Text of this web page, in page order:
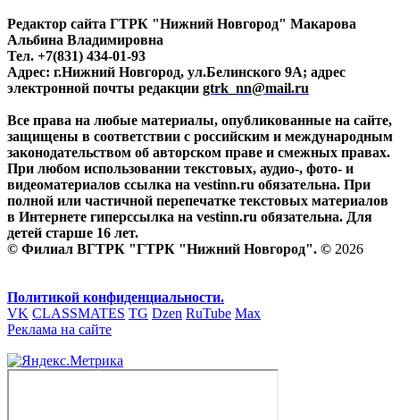
Редактор сайта ГТРК "Нижний Новгород" Макарова
Альбина Владимировна
Тел. +7(831) 434-01-93
Адрес: г.Нижний Новгород, ул.Белинского 9А; адрес
электронной почты редакции gtrk_nn@mail.ru
Все права на любые материалы, опубликованные на сайте,
защищены в соответствии с российским и международным
законодательством об авторском праве и смежных правах.
При любом использовании текстовых, аудио-, фото- и
видеоматериалов ссылка на vestinn.ru обязательна. При
полной или частичной перепечатке текстовых материалов
в Интернете гиперссылка на vestinn.ru обязательна. Для
детей старше 16 лет.
© Филиал ВГТРК "ГТРК "Нижний Новгород". © 2026
Политикой конфиденциальности.
VK CLASSMATES TG Dzen RuTube Max
Реклама на сайте